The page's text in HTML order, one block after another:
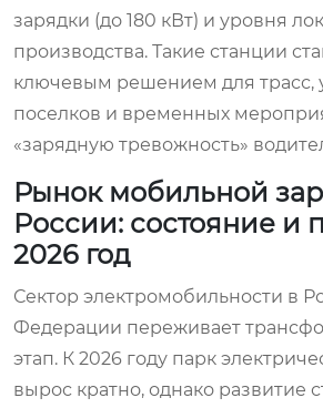
зарядки (до 180 кВт) и уровня
производства. Такие станции
ключевым решением для трасс,
поселков и временных
«зарядную тревожность»
Рынок мобильной
России: состояние и
2026 год
Сектор электромобильности в
Федерации переживает
этап. К 2026 году парк
вырос кратно, однако развитие